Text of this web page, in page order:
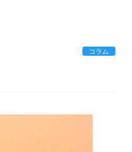
コラム